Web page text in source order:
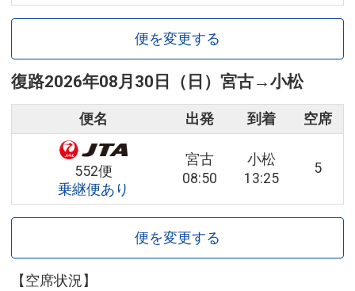
便を変更する
復路2026年08月30日（日） 宮古→小松
便名 出発 到着 空席
552便
乗継便あり
宮古
08:50
小松
13:25
5
便を変更する
【空席状況】